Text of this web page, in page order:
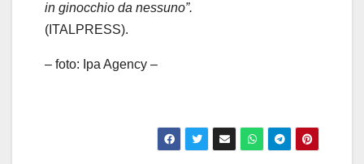
in ginocchio da nessuno”.
(ITALPRESS).
– foto: Ipa Agency –